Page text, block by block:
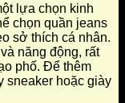
lựa chọn kinh
chọn quần jeans
sở thích cá nhân.
năng động, rất
phố. Để thêm
sneaker hoặc giày